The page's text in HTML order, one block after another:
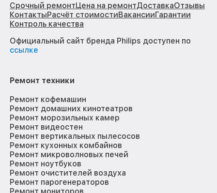
Срочный ремонтЦена на ремонтДоставкаОтзывы
КонтактыРасчёт стоимостиВакансииГарантии
Контроль качества
Официальный сайт бренда Philips доступен по
ссылке
Ремонт техники
Ремонт кофемашин
Ремонт домашних кинотеатров
Ремонт морозильных камер
Ремонт видеостен
Ремонт вертикальных пылесосов
Ремонт кухонных комбайнов
Ремонт микроволновых печей
Ремонт ноутбуков
Ремонт очистителей воздуха
Ремонт парогенераторов
Ремонт мониторов